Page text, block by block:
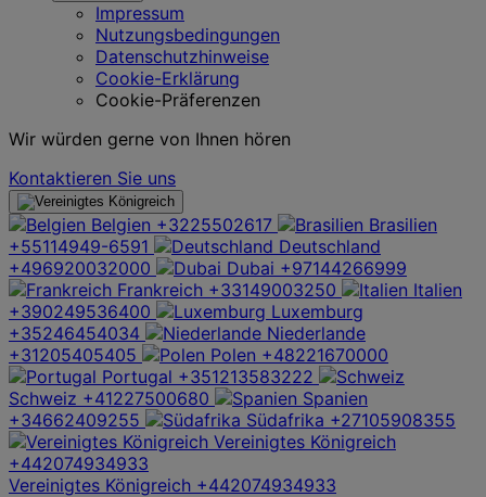
Impressum
Nutzungsbedingungen
Datenschutzhinweise
Cookie-Erklärung
Cookie-Präferenzen
Wir würden gerne von Ihnen hören
Kontaktieren Sie uns
Belgien +3225502617
Brasilien
+55114949-6591
Deutschland
+496920032000
Dubai +97144266999
Frankreich +33149003250
Italien
+390249536400
Luxemburg
+35246454034
Niederlande
+31205405405
Polen +48221670000
Portugal +351213583222
Schweiz +41227500680
Spanien
+34662409255
Südafrika +27105908355
Vereinigtes Königreich
+442074934933
Vereinigtes Königreich +442074934933